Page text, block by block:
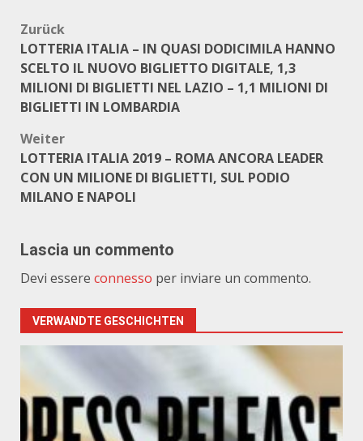
Beitragsnavigation
Zurück
LOTTERIA ITALIA – IN QUASI DODICIMILA HANNO
SCELTO IL NUOVO BIGLIETTO DIGITALE, 1,3
MILIONI DI BIGLIETTI NEL LAZIO – 1,1 MILIONI DI
BIGLIETTI IN LOMBARDIA
Weiter
LOTTERIA ITALIA 2019 – ROMA ANCORA LEADER
CON UN MILIONE DI BIGLIETTI, SUL PODIO
MILANO E NAPOLI
Lascia un commento
Devi essere connesso per inviare un commento.
VERWANDTE GESCHICHTEN